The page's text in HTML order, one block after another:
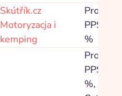
Skútřík.cz
Motoryzacja i
kemping
Prowizja
PPS
%
Prowizja
PPS
%,